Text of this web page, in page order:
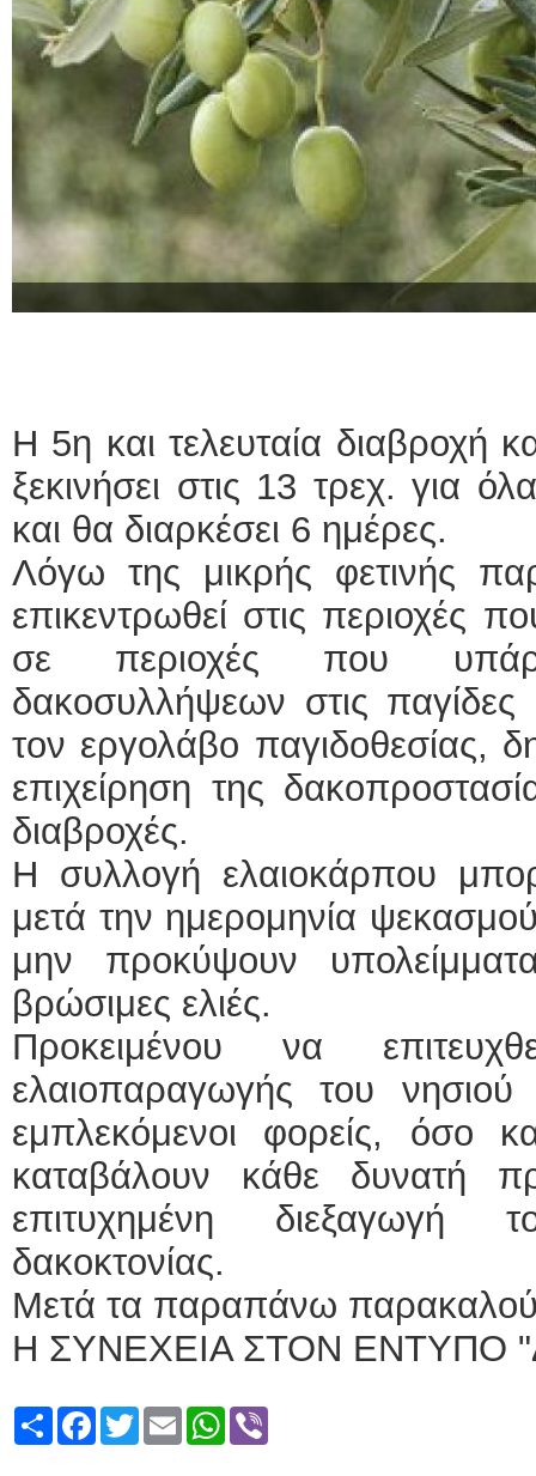
Η 5η και τελευταία διαβροχή
ξεκινήσει στις 13 τρεχ. για
και θα διαρκέσει 6 ημέρες.
Λόγω της μικρής φετινής
επικεντρωθεί στις περιοχές
σε περιοχές που
δακοσυλλήψεων στις
τον εργολάβο παγιδοθεσίας,
επιχείρηση της
διαβροχές.
Η συλλογή ελαιοκάρπου
μετά την ημερομηνία
μην προκύψουν
βρώσιμες ελιές.
Προκειμένου να
ελαιοπαραγωγής του
εμπλεκόμενοι φορείς, όσο
καταβάλουν κάθε δυνατή
επιτυχημένη διεξαγωγή
δακοκτονίας.
Μετά τα παραπάνω
Η ΣΥΝΕΧΕΙΑ ΣΤΟΝ ΕΝΤΥΠΟ
ShareFacebook
TwitterEmailWhatsApp